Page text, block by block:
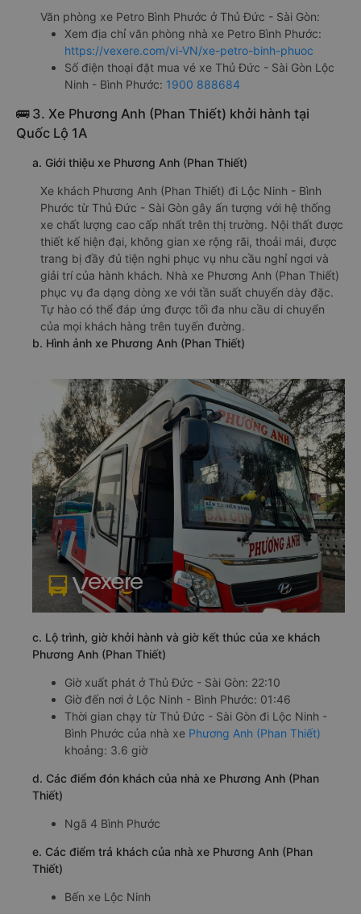
Văn phòng xe Petro Bình Phước ở Thủ Đức - Sài Gòn:
Xem địa chỉ văn phòng nhà xe Petro Bình Phước:
https://vexere.com/vi-VN/xe-petro-binh-phuoc
Số điện thoại đặt mua vé xe Thủ Đức - Sài Gòn Lộc
Ninh - Bình Phước: 1900 888684
🚌 3. Xe Phương Anh (Phan Thiết) khởi hành tại
Quốc Lộ 1A
a. Giới thiệu xe Phương Anh (Phan Thiết)
Xe khách Phương Anh (Phan Thiết) đi Lộc Ninh - Bình
Phước từ Thủ Đức - Sài Gòn gây ấn tượng với hệ thống
xe chất lượng cao cấp nhất trên thị trường. Nội thất được
thiết kế hiện đại, không gian xe rộng rãi, thoải mái, được
trang bị đầy đủ tiện nghi phục vụ nhu cầu nghỉ ngơi và
giải trí của hành khách. Nhà xe Phương Anh (Phan Thiết)
phục vụ đa dạng dòng xe với tần suất chuyến dày đặc.
Tự hào có thể đáp ứng được tối đa nhu cầu di chuyển
của mọi khách hàng trên tuyến đường.
b. Hình ảnh xe Phương Anh (Phan Thiết)
c. Lộ trình, giờ khởi hành và giờ kết thúc của xe khách
Phương Anh (Phan Thiết)
Giờ xuất phát ở Thủ Đức - Sài Gòn: 22:10
Giờ đến nơi ở Lộc Ninh - Bình Phước: 01:46
Thời gian chạy từ Thủ Đức - Sài Gòn đi Lộc Ninh -
Bình Phước của nhà xe Phương Anh (Phan Thiết)
khoảng: 3.6 giờ
d. Các điểm đón khách của nhà xe Phương Anh (Phan
Thiết)
Ngã 4 Bình Phước
e. Các điểm trả khách của nhà xe Phương Anh (Phan
Thiết)
Bến xe Lộc Ninh